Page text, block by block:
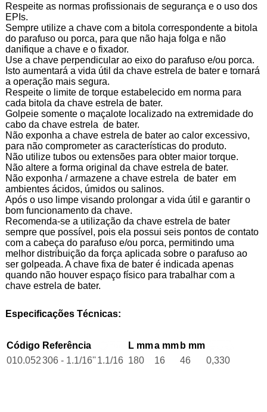
Respeite as normas profissionais de segurança e o uso dos
EPIs.
Sempre utilize a chave com a bitola correspondente a bitola
do parafuso ou porca, para que não haja folga e não
danifique a chave e o fixador.
Use a chave perpendicular ao eixo do parafuso e/ou porca.
Isto aumentará a vida útil da chave estrela de bater e tornar
a operação mais segura.
Respeite o limite de torque estabelecido em norma para
cada bitola da chave estrela de bater.
Golpeie somente o maçalote localizado na extremidade do
cabo da chave estrela de bater.
Não exponha a chave estrela de bater ao calor excessivo,
para não comprometer as características do produto.
Não utilize tubos ou extensões para obter maior torque.
Não altere a forma original da chave estrela de bater.
Não exponha / armazene a chave estrela de bater em
ambientes ácidos, úmidos ou salinos.
Após o uso limpe visando prolongar a vida útil e garantir o
bom funcionamento da chave.
Recomenda-se a utilização da chave estrela de bater
sempre que possível, pois ela possui seis pontos de contato
com a cabeça do parafuso e/ou porca, permitindo uma
melhor distribuição da força aplicada sobre o parafuso ao
ser golpeada. A chave fixa de bater é indicada apenas
quando não houver espaço físico para trabalhar com a
chave estrela de bater.
Especificações Técnicas:
Código Referência L mma mm b mm
010.052306 - 1.1/16''1.1/16 180 16 46 0,330